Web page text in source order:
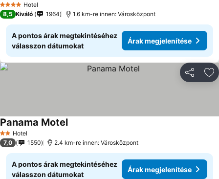
4 KategóriaHotel
8,5 Kiváló 1964 1.6 km-re innen: Városközpont
A pontos árak megtekintéséhez
válasszon dátumokat
Árak megjelenítése
2 Kategória
Hotel
Panama Motel
7,0 1550 2.4 km-re innen: Városközpont
A pontos árak megtekintéséhez
válasszon dátumokat
Árak megjelenítése